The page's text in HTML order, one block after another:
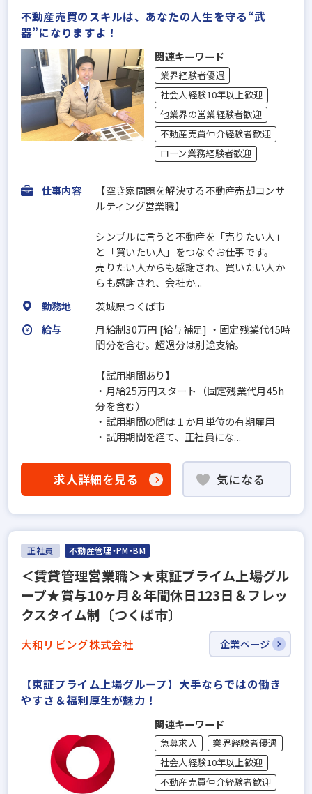
不動産売買のスキルは、あなたの人生を守る“武
器”になりますよ！
関連キーワード
業界経験者優遇
社会人経験10年以上歓迎
他業界の営業経験者歓迎
不動産売買仲介経験者歓迎
ローン業務経験者歓迎
仕事内容
【空き家問題を解決する不動産売却コンサ
ルティング営業職】
シンプルに言うと不動産を「売りたい人」
と「買いたい人」をつなぐお仕事です。
売りたい人からも感謝され、買いたい人か
らも感謝され、会社か...
勤務地
茨城県つくば市
給与
月給制30万円 [給与補足] ・固定残業代45時
間分を含む。超過分は別途支給。
【試用期間あり】
・月給25万円スタート（固定残業代月45h
分を含む）
・試用期間の間は１か月単位の有期雇用
・試用期間を経て、正社員にな...
求人詳細を見る 気になる
正社員 不動産管理・PM・BM
＜賃貸管理営業職＞★東証プライム上場グル
ープ★賞与10ヶ月＆年間休日123日＆フレッ
クスタイム制〔つくば市〕
大和リビング株式会社 企業ページ
【東証プライム上場グループ】大手ならではの働き
やすさ＆福利厚⽣が魅力！
関連キーワード
急募求人
業界経験者優遇
社会人経験10年以上歓迎
不動産売買仲介経験者歓迎